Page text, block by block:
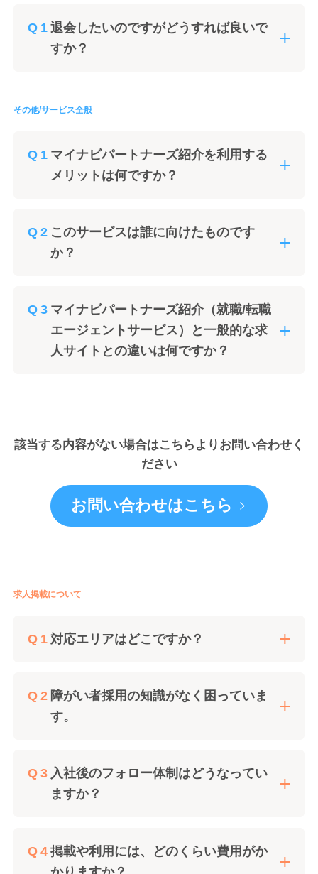
退会したいのですがどうすれば良いで
すか？
その他/サービス全般
マイナビパートナーズ紹介を利用する
メリットは何ですか？
このサービスは誰に向けたものです
か？
マイナビパートナーズ紹介（就職/転職
エージェントサービス）と一般的な求
人サイトとの違いは何ですか？
該当する内容がない場合はこちらよりお問い合わせく
ださい
お問い合わせはこちら
求人掲載について
対応エリアはどこですか？
障がい者採用の知識がなく困っていま
す。
入社後のフォロー体制はどうなってい
ますか？
掲載や利用には、どのくらい費用がか